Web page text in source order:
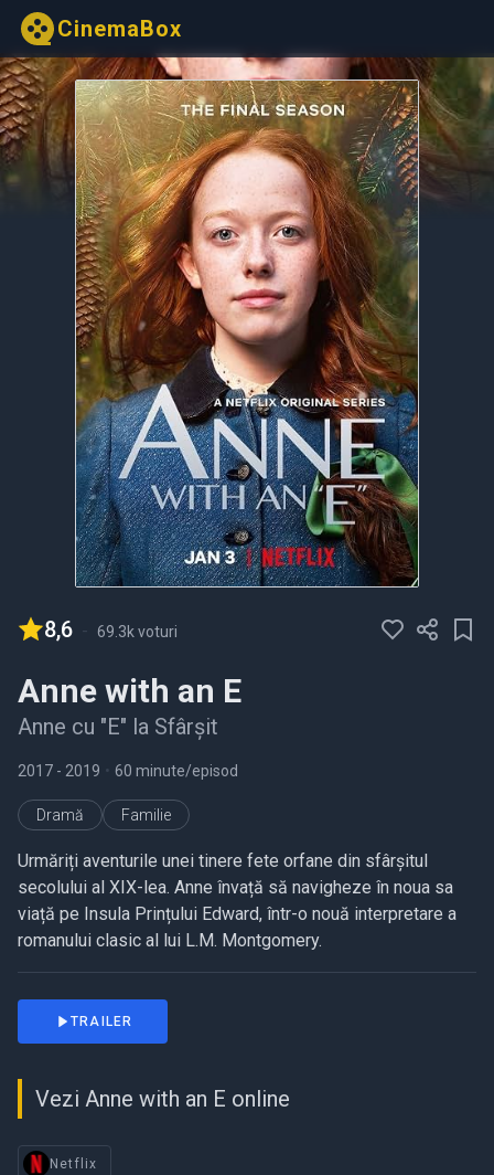
CinemaBox
8,6 - 69.3k voturi
Anne with an E
Anne cu "E" la Sfârșit
2017 - 2019 • 60 minute/episod
Dramă Familie
Urmăriți aventurile unei tinere fete orfane din sfârșitul
secolului al XIX-lea. Anne învață să navigheze în noua sa
viață pe Insula Prințului Edward, într-o nouă interpretare a
romanului clasic al lui L.M. Montgomery.
TRAILER
Vezi Anne with an E online
Netflix